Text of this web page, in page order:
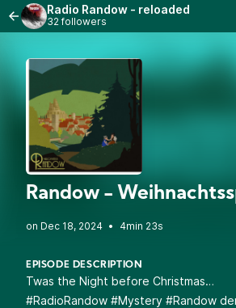
Radio Randow - reloaded
32 followers
Randow -
• 4min 23s
EPISODE DESCRIPTION
Twas the Night before Christmas…
#RadioRandow #Mystery #Randow